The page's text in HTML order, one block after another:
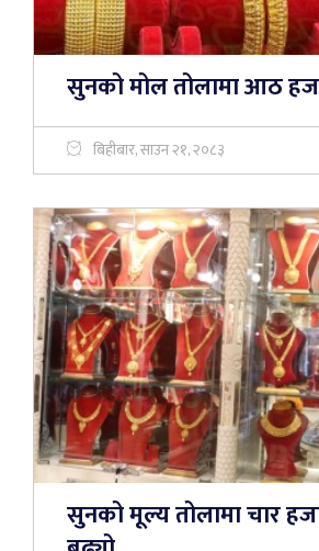
सुनको मोल तोलामा आठ
बिहीबार, साउन २१, २०८३
सुनको मूल्य तोलामा चार